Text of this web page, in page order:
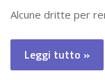
Alcune dritte per
Leggi tutto »